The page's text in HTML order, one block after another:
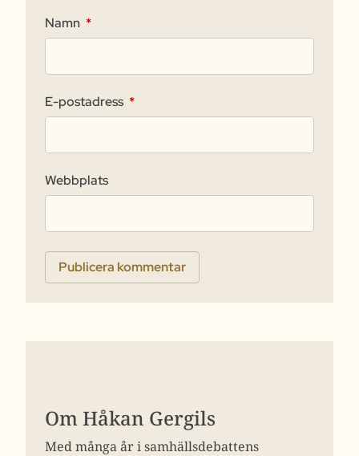
Namn *
E-postadress *
Webbplats
Om Håkan Gergils
Med många år i samhällsdebattens